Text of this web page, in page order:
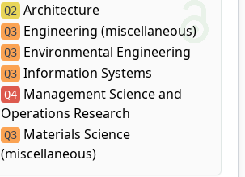
Q2 Architecture
Q3 Engineering (miscellaneous)
Q3 Environmental Engineering
Q3 Information Systems
Q4 Management Science and
Operations Research
Q3 Materials Science
(miscellaneous)